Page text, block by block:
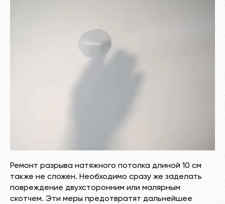
Ремонт разрыва натяжного потолка длиной 10 см
также не сложен. Необходимо сразу же заделать
повреждение двухсторонним или малярным
скотчем. Эти меры предотвратят дальнейшее